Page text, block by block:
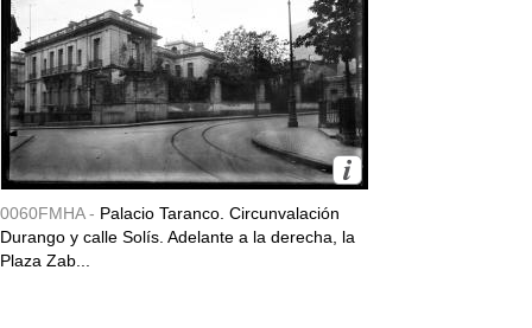
0060FMHA - Palacio Taranco. Circunvalación
Durango y calle Solís. Adelante a la derecha, la
Plaza Zab...